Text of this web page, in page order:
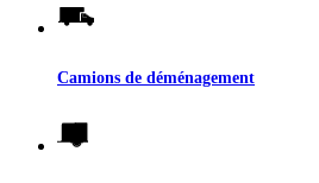
Camions de déménagement